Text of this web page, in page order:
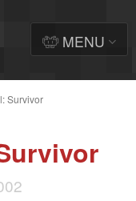
Survivor
MENU